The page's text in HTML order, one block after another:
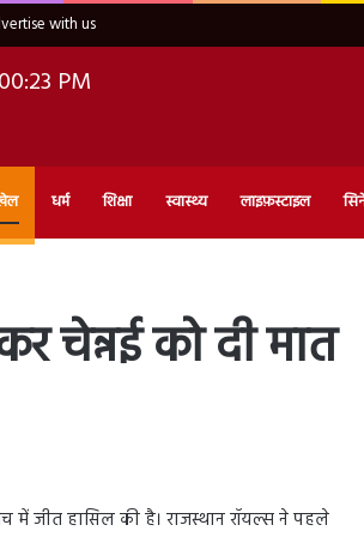
with us
PM
धर्म शिक्षा स्वास्थ्य लाइफ़स्टाइल
चेन्नई को दी मात
में जीत हासिल की है। राजस्थान रॉयल्स ने पहले